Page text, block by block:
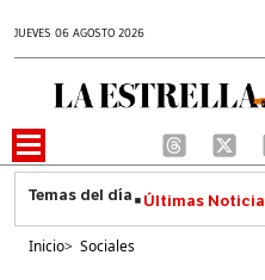
JUEVES 06 AGOSTO 2026
Últimas
Inicio> Sociales